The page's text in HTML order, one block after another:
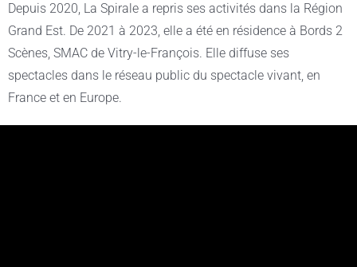
Depuis 2020, La Spirale a repris ses activités dans la Région
Grand Est. De 2021 à 2023, elle a été en résidence à Bords 2
Scènes, SMAC de Vitry-le-François. Elle diffuse ses
spectacles dans le réseau public du spectacle vivant, en
France et en Europe.